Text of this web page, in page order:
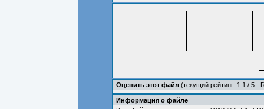
Оценить этот файл (текущий рейтинг: 1.1 / 5 -
Информация о файле